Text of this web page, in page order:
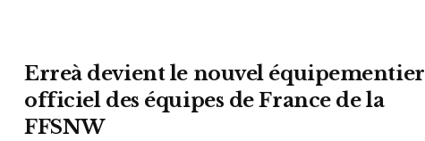
Erreà devient le nouvel équipementier
officiel des équipes de France de la
FFSNW